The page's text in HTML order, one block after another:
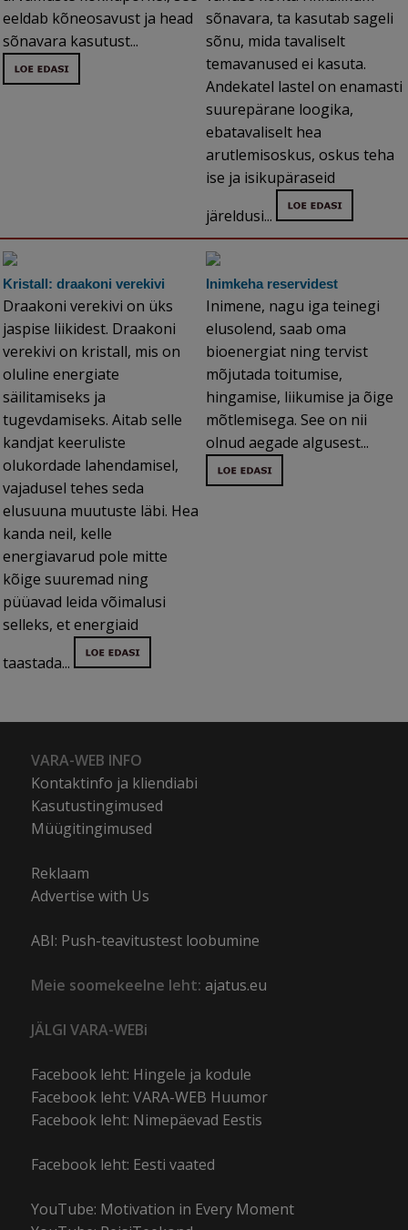
eeldab kõneosavust ja head
sõnavara kasutust...
sõnavara, ta kasutab sageli
sõnu, mida tavaliselt
temavanused ei kasuta.
Andekatel lastel on enamasti
suurepärane loogika,
ebatavaliselt hea
arutlemisoskus, oskus teha
ise ja isikupäraseid
järeldusi...
Kristall: draakoni verekivi
Draakoni verekivi on üks
jaspise liikidest. Draakoni
verekivi on kristall, mis on
oluline energiate
säilitamiseks ja
tugevdamiseks. Aitab selle
kandjat keeruliste
olukordade lahendamisel,
vajadusel tehes seda
elusuuna muutuste läbi. Hea
kanda neil, kelle
energiavarud pole mitte
kõige suuremad ning
püüavad leida võimalusi
selleks, et energiaid
taastada...
Inimkeha reservidest
Inimene, nagu iga teinegi
elusolend, saab oma
bioenergiat ning tervist
mõjutada toitumise,
hingamise, liikumise ja õige
mõtlemisega. See on nii
olnud aegade algusest...
VARA-WEB INFO
Kontaktinfo ja kliendiabi
Kasutustingimused
Müügitingimused
Reklaam
Advertise with Us
ABI: Push-teavitustest loobumine
Meie soomekeelne leht: ajatus.eu
JÄLGI VARA-WEBi
Facebook leht: Hingele ja kodule
Facebook leht: VARA-WEB Huumor
Facebook leht: Nimepäevad Eestis
Facebook leht: Eesti vaated
YouTube: Motivation in Every Moment